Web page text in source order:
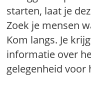
starten, laat je
Zoek je mensen
Kom langs. Je
informatie over
gelegenheid voor